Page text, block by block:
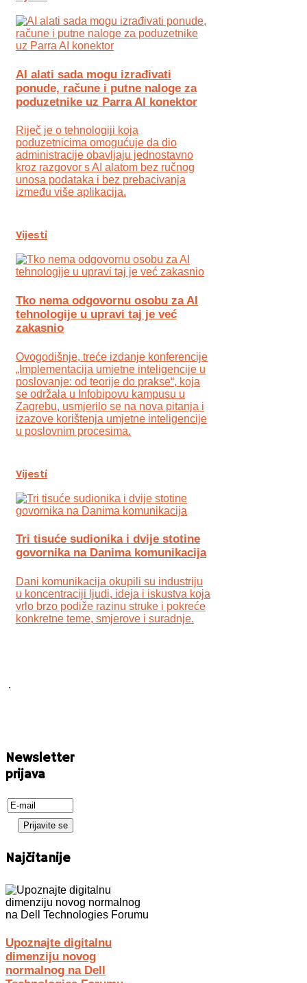
AI alati sada mogu izrađivati
ponude, račune i putne naloge za
poduzetnike uz Parra AI konektor
Riječ je o tehnologiji koja
poduzetnicima omogućuje da dio
administracije obavljaju jednostavno
kroz razgovor s AI alatom bez ručnog
unosa podataka i bez prebacivanja
između više aplikacija.
Vijesti
Tko nema odgovornu osobu za AI
tehnologije u upravi taj je već
zakasnio
Ovogodišnje, treće izdanje konferencije
„Implementacija umjetne inteligencije u
poslovanje: od teorije do prakse“, koja
se održala u Infobipovu kampusu u
Zagrebu, usmjerilo se na nova pitanja i
izazove korištenja umjetne inteligencije
u poslovnim procesima.
Vijesti
Tri tisuće sudionika i dvije stotine
govornika na Danima komunikacija
Dani komunikacija okupili su industriju
u koncentraciji ljudi, ideja i iskustva koja
vrlo brzo podiže razinu struke i pokreće
konkretne teme, smjerove i suradnje.
.
Newsletter
prijava
Najčitanije
Upoznajte digitalnu
dimenziju novog
normalnog na Dell